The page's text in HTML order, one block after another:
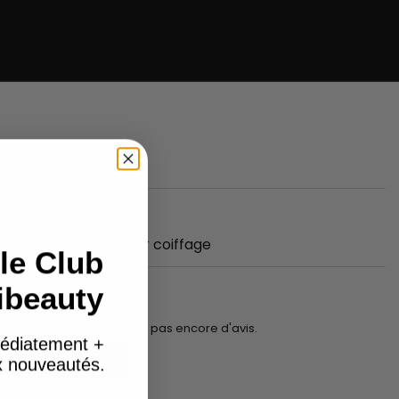
sec special pour coiffage
Il n'y a pas encore d'avis.
Add to basket
Club
+
nouveautés.